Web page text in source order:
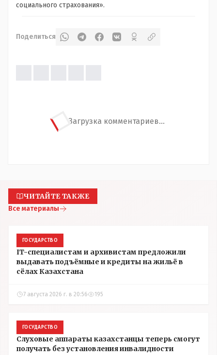
социального страхования».
Поделиться
Загрузка комментариев...
ЧИТАЙТЕ ТАКЖЕ
Все материалы
ГОСУДАРСТВО
IT-специалистам и архивистам предложили
выдавать подъёмные и кредиты на жильё в
сёлах Казахстана
7 августа 2026 г. в 20:56 195
ГОСУДАРСТВО
Слуховые аппараты казахстанцы теперь смогут
получать без установления инвалидности